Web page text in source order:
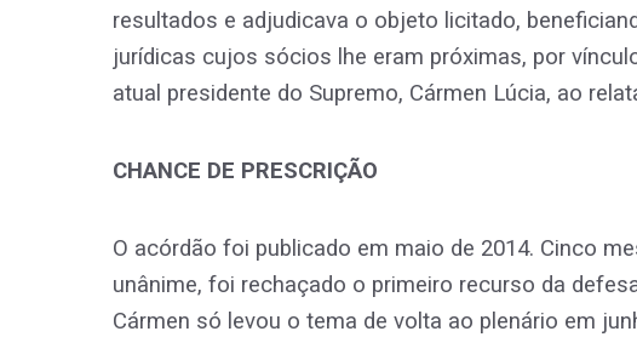
resultados e adjudicava o objeto licitado,
jurídicas cujos sócios lhe eram próximas, por
atual presidente do Supremo, Cármen Lúcia, ao
CHANCE DE PRESCRIÇÃO
O acórdão foi publicado em maio de 2014. Cinco
unânime, foi rechaçado o primeiro recurso da
Cármen só levou o tema de volta ao plenário em